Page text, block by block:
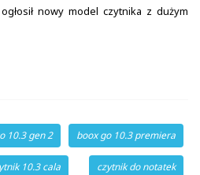
nowy model czytnika z dużym
10.3 gen 2 boox go 10.3 premiera
10.3 cala czytnik do notatek